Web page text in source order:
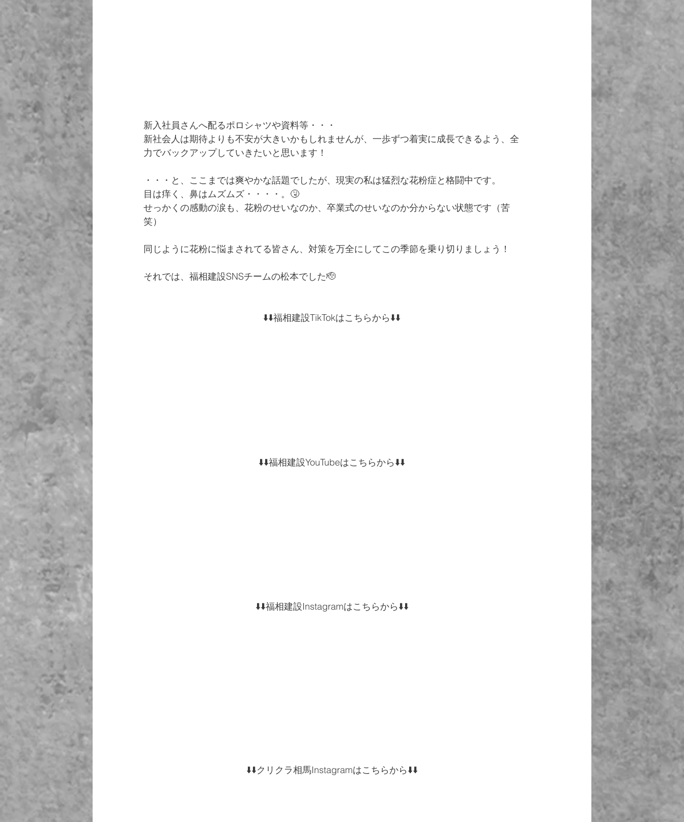
新入社員さんへ配るポロシャツや資料等・・・
新社会人は期待よりも不安が大きいかもしれませんが、一歩ずつ着実に成長できるよう、全
力でバックアップしていきたいと思います！
・・・と、ここまでは爽やかな話題でしたが、現実の私は猛烈な花粉症と格闘中です。
目は痒く、鼻はムズムズ・・・・。🤧
せっかくの感動の涙も、花粉のせいなのか、卒業式のせいなのか分からない状態です（苦
笑）
同じように花粉に悩まされてる皆さん、対策を万全にしてこの季節を乗り切りましょう！
それでは、福相建設SNSチームの松本でした🫡
⬇️⬇️福相建設TikTokはこちらから⬇️⬇️
⬇️⬇️福相建設YouTubeはこちらから⬇️⬇️
⬇️⬇️福相建設Instagramはこちらから⬇️⬇️
⬇️⬇️クリクラ相馬Instagramはこちらから⬇️⬇️